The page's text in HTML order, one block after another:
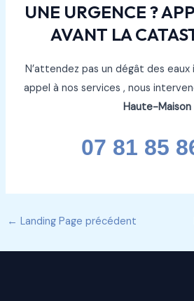
UNE URGENCE ?
AVANT LA
N’attendez pas un dégât des
appel à nos services , nous
Haute-Maison
07 81 85
← Landing Page précédent